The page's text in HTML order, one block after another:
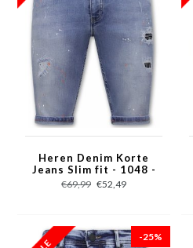
Heren Denim Korte
Jeans Slim fit - 1048 -
Blauw
€69,99 €52,49
-25%